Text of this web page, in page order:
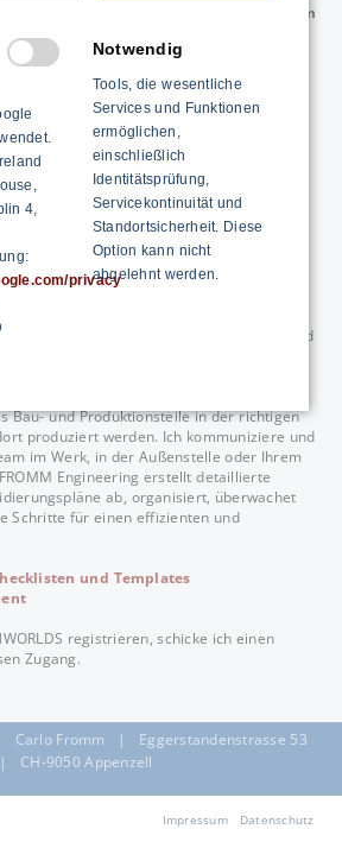
Kapitalrendite in Form von reduziertem
Zufriedenheit der Stakeholder
Kurs, auch bei plötzlich auftretenden
Dip“ Betriebseinschränkungen
Produktionsstörungen beim Kunden
bei Arbeitsplatzveränderungen - und
bei Laune.
Kosteneinsparungen. Definition der
an einen neuem Standort oder ins
Produktionsanlagen oder Waren-
Enginering managt die professionelle und
Ihres Verlagerungsprojektes in den
bzw. den Produktionsneuanlauf vor
Bau- und Produktionsteile in der richtigen
produziert werden. Ich kommuniziere und
im Werk, in der Außenstelle oder Ihrem
Engineering erstellt detaillierte
ab, organisiert, überwachet
Schritte für einen effizienten und
und Templates
registrieren, schicke ich einen
Zugang.
Carlo Fromm | Eggerstandenstrasse 53
| CH-9050 Appenzell
Datenschutz
Impressum
4,
privacy
Notwendig
Tools, die wesentliche
Services und Funktionen
ermöglichen,
einschließlich
Identitätsprüfung,
Servicekontinuität und
Standortsicherheit. Diese
Option kann nicht
abgelehnt werden.